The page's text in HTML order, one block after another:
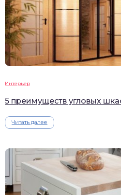
Интерьер
5 преимуществ угловых
Читать далее